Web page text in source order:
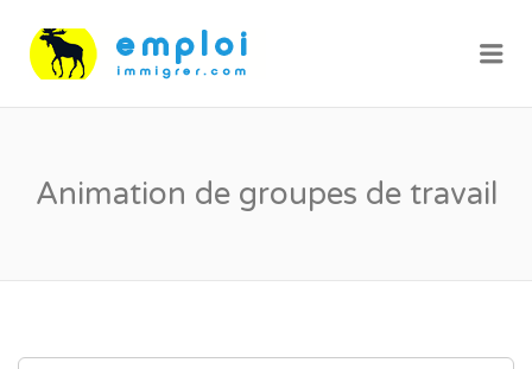
Animation de groupes de travail